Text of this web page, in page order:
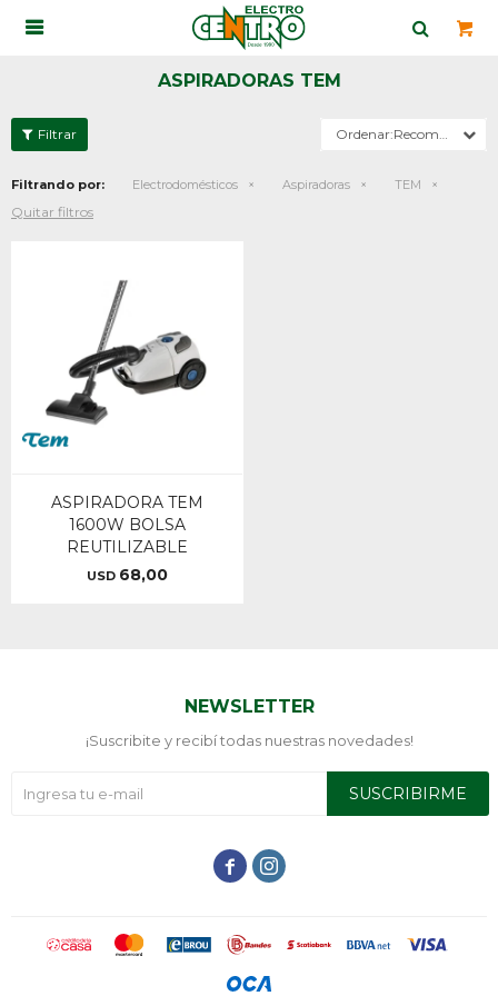

ASPIRADORAS TEM
Recomendados
Filtrando por: Electrodomésticos Aspiradoras TEM
Quitar filtros
ASPIRADORA TEM
1600W BOLSA
REUTILIZABLE
USD 68,00
NEWSLETTER
¡Suscribite y recibí todas nuestras novedades!
SUSCRIBIRME
 